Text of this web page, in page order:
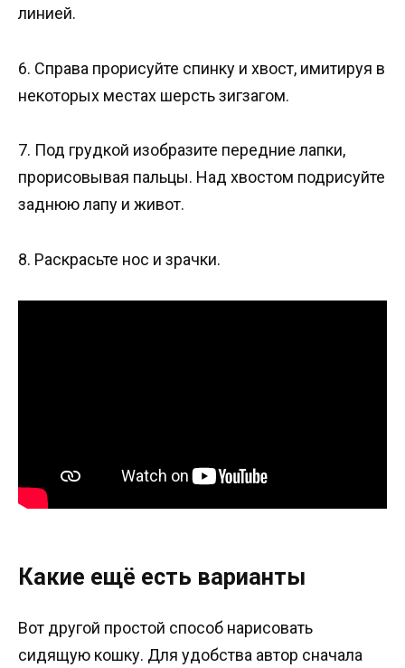
линией.
6. Справа прорисуйте спинку и хвост, имитируя в
некоторых местах шерсть зигзагом.
7. Под грудкой изобразите передние лапки,
прорисовывая пальцы. Над хвостом подрисуйте
заднюю лапу и живот.
8. Раскрасьте нос и зрачки.
Какие ещё есть варианты
Вот другой простой способ нарисовать
сидящую кошку. Для удобства автор сначала